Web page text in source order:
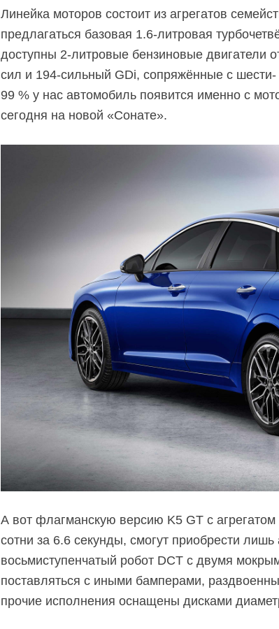
Линейка моторов состоит из агрегатов
предлагаться базовая 1.6-литровая
доступны 2-литровые бензиновые двигатели
сил и 194-сильный GDi, сопряжённые с
99 % у нас автомобиль появится именно с
сегодня на новой «Сонате».
А вот флагманскую версию K5 GT с
сотни за 6.6 секунды, смогут приобрести
восьмиступенчатый робот DCT с двумя
поставляться с иными бамперами,
прочие исполнения оснащены дисками